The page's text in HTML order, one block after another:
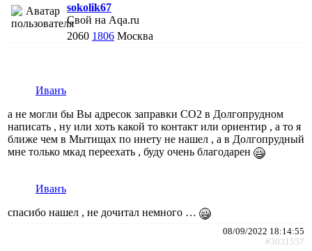
sokolik67
Свой на Aqa.ru
2060 1806 Москва
Иванъ
а не могли бы Вы адресок заправки СО2 в Долгопрудном
написать , ну или хоть какой то контакт или ориентир , а то я
ближе чем в Мытищах по инету не нашел , а в Долгопрудный
мне только мкад переехать , буду очень благодарен
Иванъ
спасибо нашел , не дочитал немного …
08/09/2022 18:14:55
#3031557